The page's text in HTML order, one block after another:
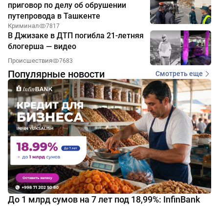
приговор по делу об обрушении
путепровода в Ташкенте
Криминал 7817
В Джизаке в ДТП погибла 21-летняя
блогерша — видео
Происшествия 7683
Популярные новости Смотреть еще
До 1 млрд сумов на 7 лет под 18,99%: InfinBank